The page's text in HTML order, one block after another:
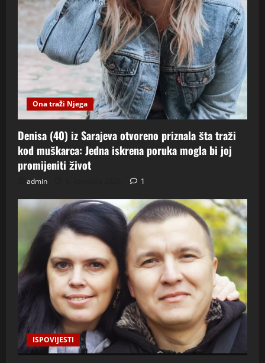
Ona traži Njega
Denisa (40) iz Sarajeva otvoreno priznala šta traži
kod muškarca: Jedna iskrena poruka mogla bi joj
promijeniti život
admin 1
ISPOVIJESTI